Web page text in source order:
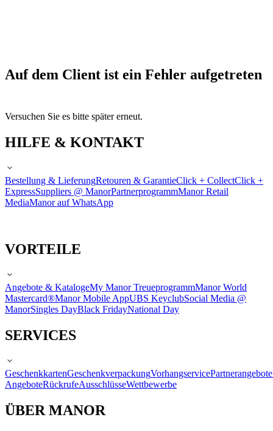
Auf dem Client ist ein Fehler aufgetreten
Versuchen Sie es bitte später erneut.
HILFE & KONTAKT
Bestellung & LieferungRetouren & GarantieClick + CollectClick +
ExpressSuppliers @ ManorPartnerprogrammManor Retail
MediaManor auf WhatsApp
VORTEILE
Angebote & KatalogeMy Manor TreueprogrammManor World
Mastercard®Manor Mobile AppUBS KeyclubSocial Media @
ManorSingles DayBlack FridayNational Day
SERVICES
GeschenkkartenGeschenkverpackungVorhangservicePartnerangebote
AngeboteRückrufeAusschlüsseWettbewerbe
ÜBER MANOR